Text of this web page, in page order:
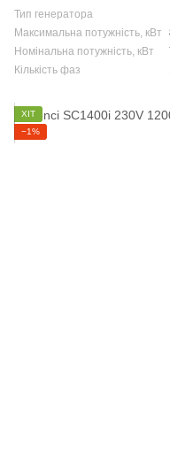
Тип генератора
Максимальна потужність, кВт
Номінальна потужність, кВт
Кількість фаз
ХІТ
−1%